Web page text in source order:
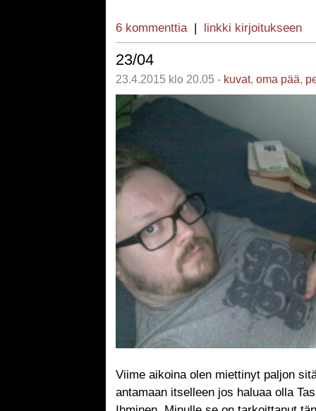
6 kommenttia| linkki kirjoitukseen
23/04
23.4.2015 klo 20.05 - kuvat, oma pää,
Viime aikoina olen miettinyt paljon
antamaan itselleen jos haluaa olla